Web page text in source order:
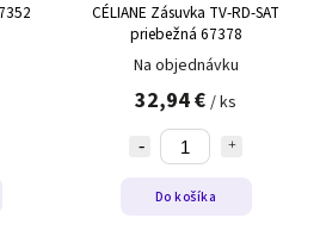
CÉLIANE Zásuvka TV-RD-SAT
priebežná 67378
Na objednávku
32,94 € / ks
Do košíka